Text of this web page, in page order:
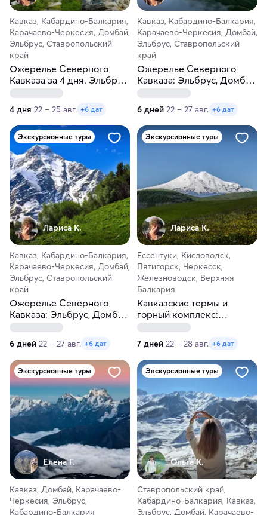
Кавказ, Кабардино-Балкария,
Карачаево-Черкесия, Домбай,
Эльбрус, Ставропольский
край
Ожерелье Северного
Кавказа за 4 дня. Эльбрус,
Домбай, Пятигорск и
4 дня 22 – 25 авг. +6 дат
Кавказ, Кабардино-Балкария,
Карачаево-Черкесия, Домбай,
Эльбрус, Ставропольский
край
Ожерелье Северного
Кавказа: Эльбрус, Домбай,
Чегем, источники. Бизнес-
6 дней 22 – 27 авг. +6 дат
Экскурсионные туры
Лариса К.
Кавказ, Кабардино-Балкария,
Карачаево-Черкесия, Домбай,
Эльбрус, Ставропольский
край
Ожерелье Северного
Кавказа: Эльбрус, Домбай,
Чегем, термальные и
Гостевой дом
6 дней 22 – 27 авг. +6 дат
Экскурсионные туры
Лариса К.
Ессентуки, Кисловодск,
Пятигорск, Черкесск,
Железноводск, Верхняя
Балкария
Кавказские термы и
горный комплекс:
Эльбрус, Домбай, Чегем,
минеральные источники
7 дней 22 – 28 авг. +6 дат
Экскурсионные туры
Елена Г.
Кавказ, Домбай, Карачаево-
Черкесия, Эльбрус,
Кабардино-Балкария
Экскурсионные туры
Ольга К.
Ставропольский край,
Кабардино-Балкария, Кавказ,
Эльбрус, Домбай, Карачаево-